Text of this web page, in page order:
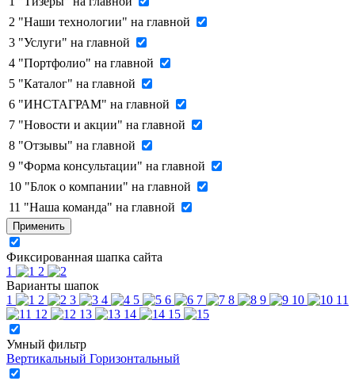
2 "Наши технологии" на главной
3 "Услуги" на главной
4 "Портфолио" на главной
5 "Каталог" на главной
6 "ИНСТАГРАМ" на главной
7 "Новости и акции" на главной
8 "Отзывы" на главной
9 "Форма консультации" на главной
10 "Блок о компании" на главной
11 "Наша команда" на главной
Применить
Фиксированная шапка сайта
1
2
Варианты шапок
1
2 3 4 5 6 7 8 9 10
11
12
13 14 15
Умный фильтр
Вертикальный Горизонтальный